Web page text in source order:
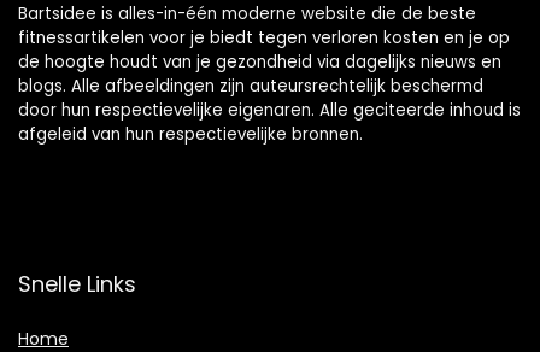
Bartsidee is alles-in-één moderne website die de beste
fitnessartikelen voor je biedt tegen verloren kosten en je op
de hoogte houdt van je gezondheid via dagelijks nieuws en
blogs. Alle afbeeldingen zijn auteursrechtelijk beschermd
door hun respectievelijke eigenaren. Alle geciteerde inhoud is
afgeleid van hun respectievelijke bronnen.
Snelle Links
Home